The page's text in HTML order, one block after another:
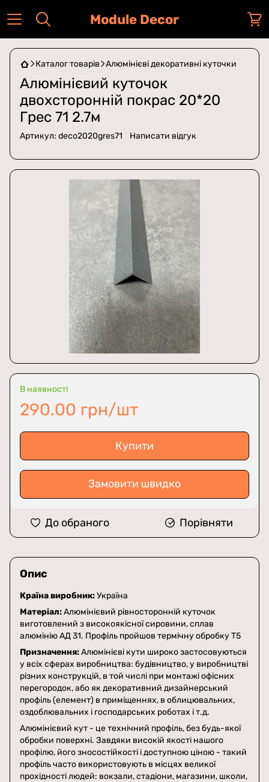
Module Decor
Каталог товарів Алюмінієві декоративні куточки
Алюмінієвий куточок
двохсторонній покрас 20*20
Грес 71 2.7м
Артикул: deco2020gres71 Написати відгук
В наявності
290.00 грн/шт
Купити
Замовити швидко
До обраного Порівняти
Опис
Країна виробник:Україна
Матеріал:Алюмінієвий рівносторонній куточок
виготовлений з високоякісної сировини, сплав
алюмінію АД 31. Профіль пройшов термічну обробку Т5
Призначення:Алюмінієві кути широко застосовуються
у всіх сферах виробництва: будівництво, у виробництві
різних конструкцій, в той числі при монтажі офісних
перегородок, або як декоративний дизайнерський
профіль (елемент) в приміщеннях, в облицювальних,
оздоблювальних і господарських роботах і т.д.
Алюмінієвий кут - це технічний профіль, без будь-якої
обробки поверхні. Завдяки високій якості нашого
профілю, його зносостійкості і доступною ціною - такий
профіль часто використовують в місцях великої
прохідності людей: вокзали, стадіони, магазини, школи,